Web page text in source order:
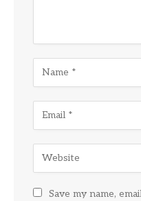
Save my name,